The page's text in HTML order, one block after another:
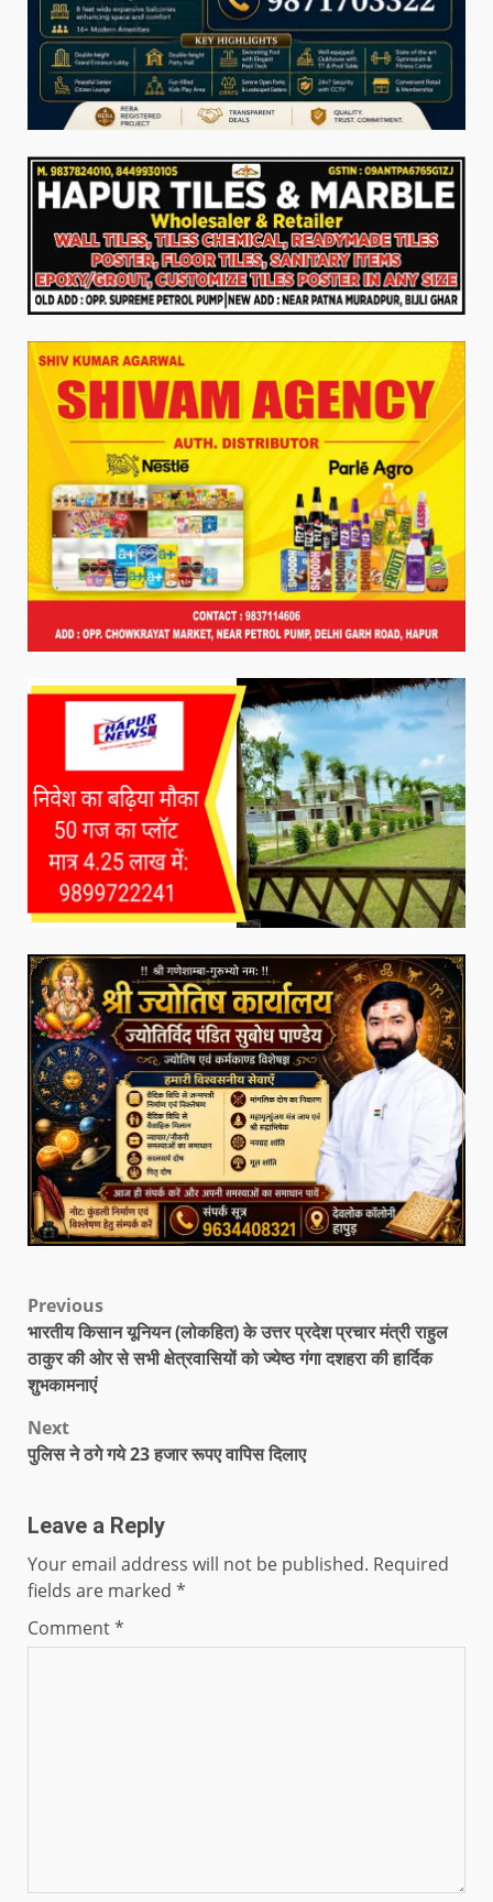
Previous
भारतीय किसान यूनियन (लोकहित) के उत्तर प्रदेश प्रचार मंत्री राहुल
ठाकुर की ओर से सभी क्षेत्रवासियों को ज्येष्ठ गंगा दशहरा की हार्दिक
शुभकामनाएं
Next
पुलिस ने ठगे गये 23 हजार रूपए वापिस दिलाए
Leave a Reply
Your email address will not be published. Required
fields are marked *
Comment*